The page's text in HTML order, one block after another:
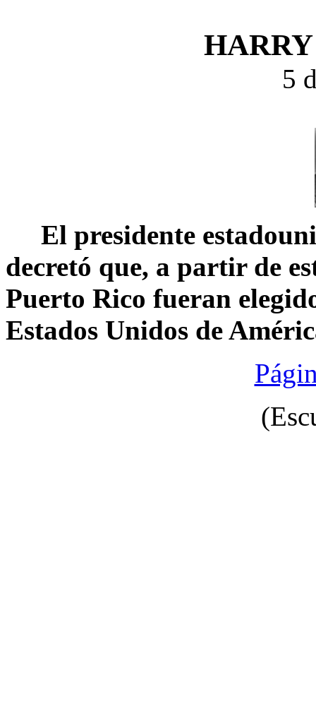
5
El presidente
decretó que, a partir de
Puerto Rico fueran
Estados Unidos de